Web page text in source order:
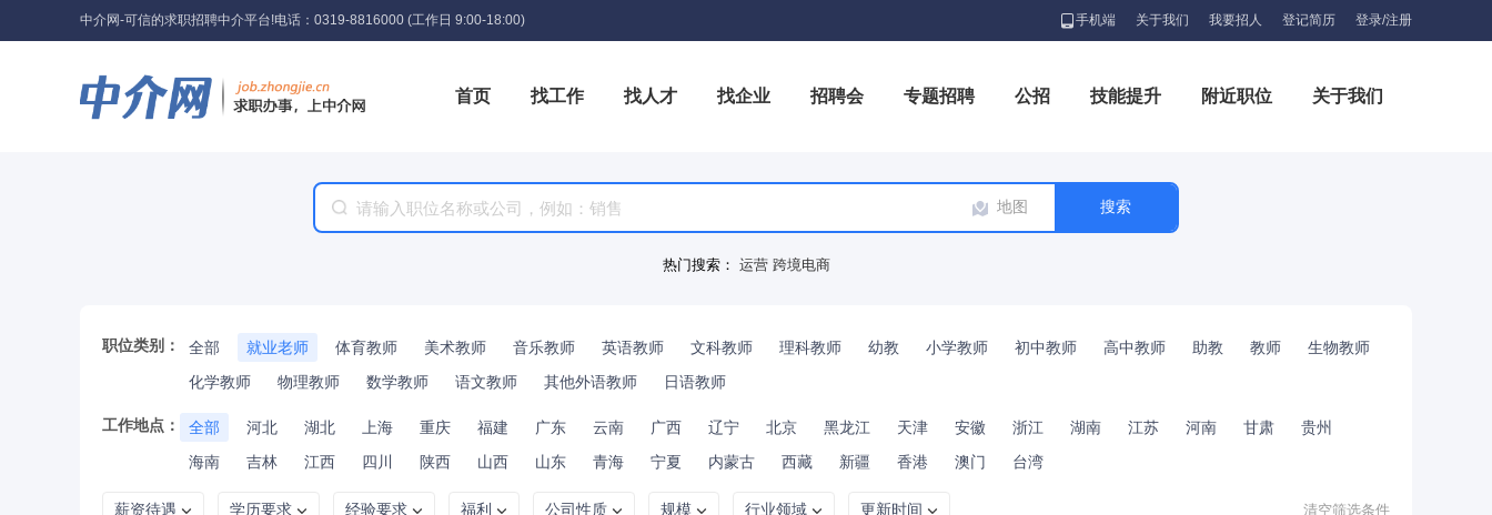
中介网-可信的求职招聘中介平台!电话：0319-8816000 (工作日 9:00-18:00) 手机端 关于我们 我要招人 登记简历 登录/注册
首页 找工作 找人才 找企业 招聘会 专题招聘 公招 技能提升 附近职位 关于我们
工具箱 地图
热门搜索： 运营 跨境电商
职位类别： 全部 就业老师 体育教师 美术教师 音乐教师 英语教师 文科教师 理科教师 幼教 小学教师 初中教师 高中教师 助教 教师
生物教师
化学教师
物理教师 数学教师 语文教师 其他外语教师 日语教师
工作地点： 全部 河北 湖北 上海 重庆 福建 广东 云南 广西 辽宁 北京 黑龙江 天津 安徽 浙江 湖南 江苏 河南 甘肃
贵州
海南
吉林 江西 四川 陕西 山西 山东 青海 宁夏 内蒙古 西藏 新疆 香港 澳门 台湾
薪资待遇 学历要求 经验要求 福利 公司性质 规模 行业领域 更新时间 清空筛选条件